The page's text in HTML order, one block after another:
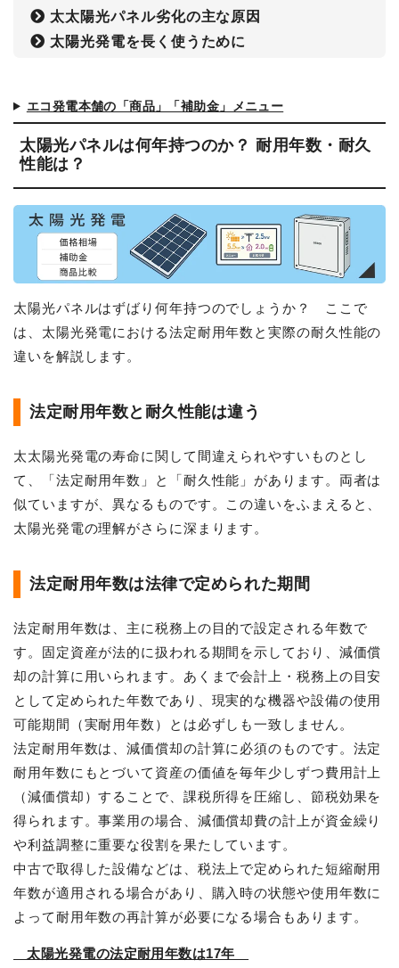
太太陽光パネル劣化の主な原因
太陽光発電を長く使うために
エコ発電本舗の「商品」「補助金」メニュー
太陽光パネルは何年持つのか？ 耐用年数・耐久
性能は？
太陽光パネルはずばり何年持つのでしょうか？ ここで
は、太陽光発電における法定耐用年数と実際の耐久性能の
違いを解説します。
法定耐用年数と耐久性能は違う
太太陽光発電の寿命に関して間違えられやすいものとし
て、「法定耐用年数」と「耐久性能」があります。両者は
似ていますが、異なるものです。この違いをふまえると、
太陽光発電の理解がさらに深まります。
法定耐用年数は法律で定められた期間
法定耐用年数は、主に税務上の目的で設定される年数で
す。固定資産が法的に扱われる期間を示しており、減価償
却の計算に用いられます。あくまで会計上・税務上の目安
として定められた年数であり、現実的な機器や設備の使用
可能期間（実耐用年数）とは必ずしも一致しません。
法定耐用年数は、減価償却の計算に必須のものです。法定
耐用年数にもとづいて資産の価値を毎年少しずつ費用計上
（減価償却）することで、課税所得を圧縮し、節税効果を
得られます。事業用の場合、減価償却費の計上が資金繰り
や利益調整に重要な役割を果たしています。
中古で取得した設備などは、税法上で定められた短縮耐用
年数が適用される場合があり、購入時の状態や使用年数に
よって耐用年数の再計算が必要になる場合もあります。
太陽光発電の法定耐用年数は17年